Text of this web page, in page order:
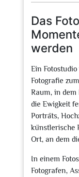
2026
Das
werden
Ein
Fotografie
Raum, in
die Ewigkeit
Porträts,
künstlerische
Ort, an dem
In einem
Fotografen,